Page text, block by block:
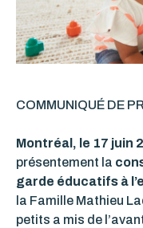
COMMUNIQUÉ DE
Montréal, le 17 juin
présentement la
garde éducatifs à
la Famille Mathieu
petits a mis de